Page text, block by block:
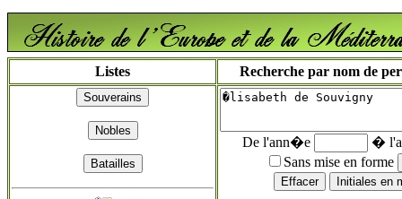
Listes Recherche par nom de
De l'ann�e
�
Sans mise en forme